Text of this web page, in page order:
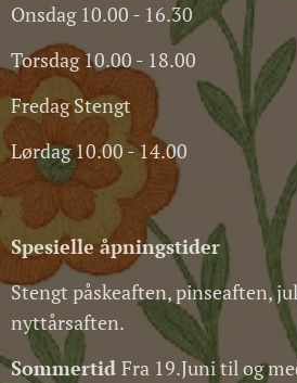
Onsdag 10.00 - 16.30
Torsdag 10.00 - 18.00
Fredag Stengt
Lørdag 10.00 - 14.00
Spesielleåpningstider
Stengt påskeaften, pinseaften,
nyttårsaften.
Sommertid Fra 19.Juni til og